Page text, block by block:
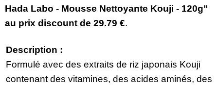
Hada Labo - Mousse Nettoyante Kouji - 120g"
au prix discount de 29.79 €.
Description :
Formulé avec des extraits de riz japonais Kouji
contenant des vitamines, des acides aminés, des